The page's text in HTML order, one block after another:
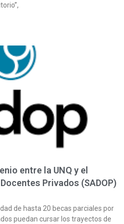
entre la UNQ y el
Privados (SADOP)
de hasta 20 becas parciales por
puedan cursar los trayectos de